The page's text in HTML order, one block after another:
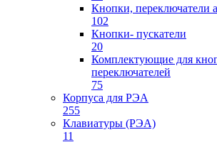
Кнопки, переключатели
102
Кнопки- пускатели
20
Комплектующие для
переключателей
75
Корпуса для РЭА
255
Клавиатуры (РЭА)
11